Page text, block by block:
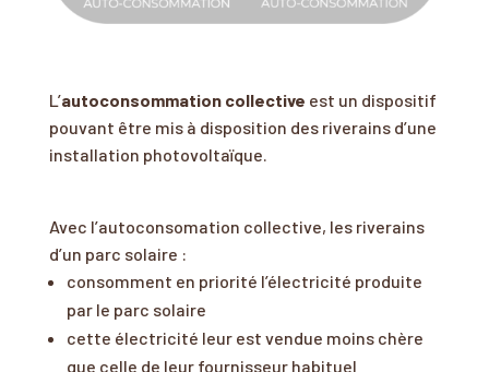
L’autoconsommation collective est un dispositif
pouvant être mis à disposition des riverains d’une
installation photovoltaïque.
Avec l’autoconsomation collective, les riverains
d’un parc solaire :
consomment en priorité l’électricité produite
par le parc solaire
cette électricité leur est vendue moins chère
que celle de leur fournisseur habituel